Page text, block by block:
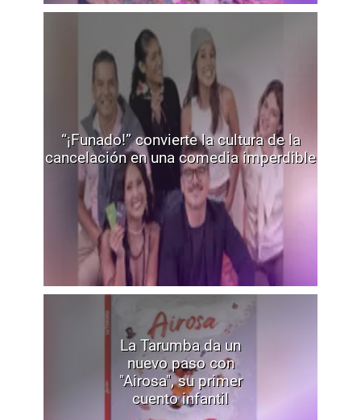
“¡Funado!” convierte la cultura de la
cancelación en una comedia imperdible
La Tarumba da un
nuevo paso con
"Airosa", su primer
cuento infantil